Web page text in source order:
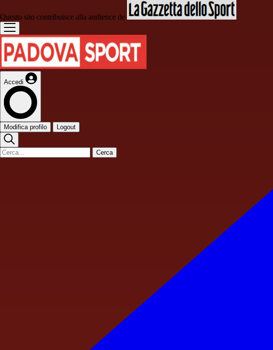
Questo sito contribuisce alla audience de
Accedi
Modifica profilo Logout
Cerca